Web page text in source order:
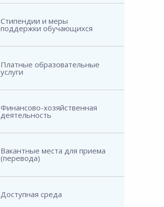
Стипендии и меры
поддержки обучающихся
Платные образовательные
услуги
Финансово-хозяйственная
деятельность
Вакантные места для приема
(перевода)
Доступная среда